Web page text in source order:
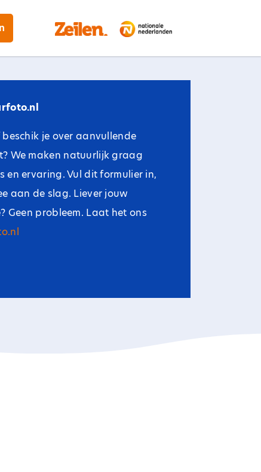
je over aanvullende
We maken natuurlijk graag
en ervaring. Vul dit formulier in,
aan de slag. Liever jouw
Geen probleem. Laat het ons